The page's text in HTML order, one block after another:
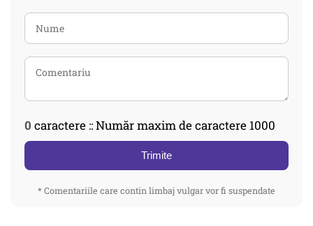
0 caractere :: Număr maxim de caractere 1000
Trimite
* Comentariile care contin limbaj vulgar vor fi suspendate